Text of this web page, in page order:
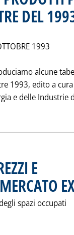
DEL
1993
alcune
1993, edito a cura
e delle Industrie
E
spazi occupati